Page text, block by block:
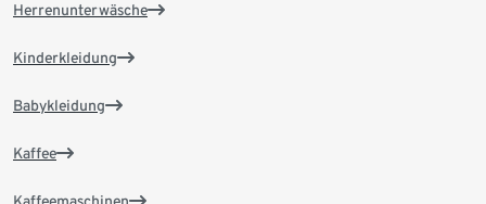
Herrenunterwäsche
Kinderkleidung
Babykleidung
Kaffee